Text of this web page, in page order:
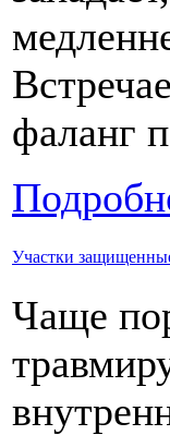
фаланг
Участки
Чаще